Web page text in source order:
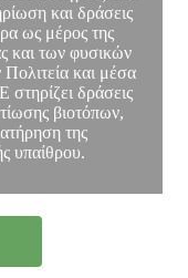
και δράσεις
ως μέρος της
και των φυσικών
και μέσα
δράσεις
βιοτόπων,
της
υπαίθρου.